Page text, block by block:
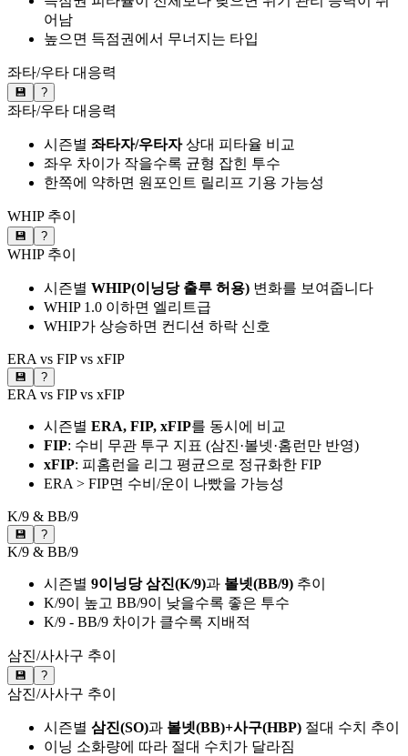
어남
높으면 득점권에서 무너지는 타입
좌타/우타 대응력
💾 ?
좌타/우타 대응력
시즌별 좌타자/우타자상대 피타율 비교
좌우 차이가 작을수록 균형 잡힌 투수
한쪽에 약하면 원포인트 릴리프 기용 가능성
WHIP 추이
💾 ?
WHIP 추이
시즌별 WHIP(이닝당 출루 허용) 변화를 보여줍니다
WHIP 1.0 이하면 엘리트급
WHIP가 상승하면 컨디션 하락 신호
ERA vs FIP vs xFIP
💾 ?
ERA vs FIP vs xFIP
시즌별 ERA, FIP, xFIP를 동시에 비교
FIP: 수비 무관 투구 지표 (삼진·볼넷·홈런만 반영)
xFIP: 피홈런을 리그 평균으로 정규화한 FIP
ERA > FIP면 수비/운이 나빴을 가능성
K/9 & BB/9
💾 ?
K/9 & BB/9
시즌별 9이닝당 삼진(K/9)과 볼넷(BB/9) 추이
K/9이 높고 BB/9이 낮을수록 좋은 투수
K/9 - BB/9 차이가 클수록 지배적
삼진/사사구 추이
💾 ?
삼진/사사구 추이
시즌별 삼진(SO)과 볼넷(BB)+사구(HBP) 절대 수치 추이
이닝 소화량에 따라 절대 수치가 달라짐